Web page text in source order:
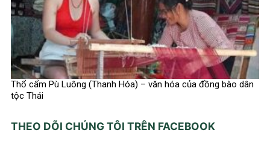
Thổ cẩm Pù Luông (Thanh Hóa) – văn hóa của đồng bào dân
tộc Thái
THEO DÕI CHÚNG TÔI TRÊN FACEBOOK